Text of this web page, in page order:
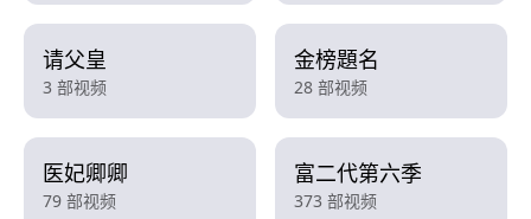
请父皇
3 部视频
金榜題名
28 部视频
医妃卿卿
79 部视频
富二代第六季
373 部视频